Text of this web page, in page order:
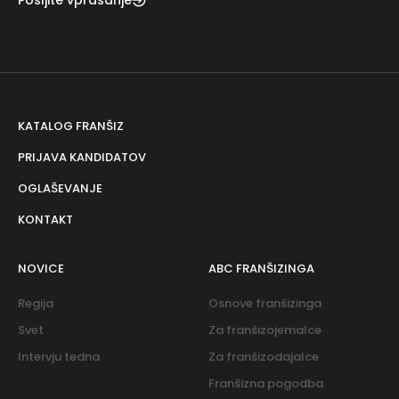
KATALOG FRANŠIZ
PRIJAVA KANDIDATOV
OGLAŠEVANJE
KONTAKT
NOVICE
Regija
Svet
Intervju tedna
ABC FRANŠIZINGA
Osnove franšizinga
Za franšizojemalce
Za franšizodajalce
Franšizna pogodba